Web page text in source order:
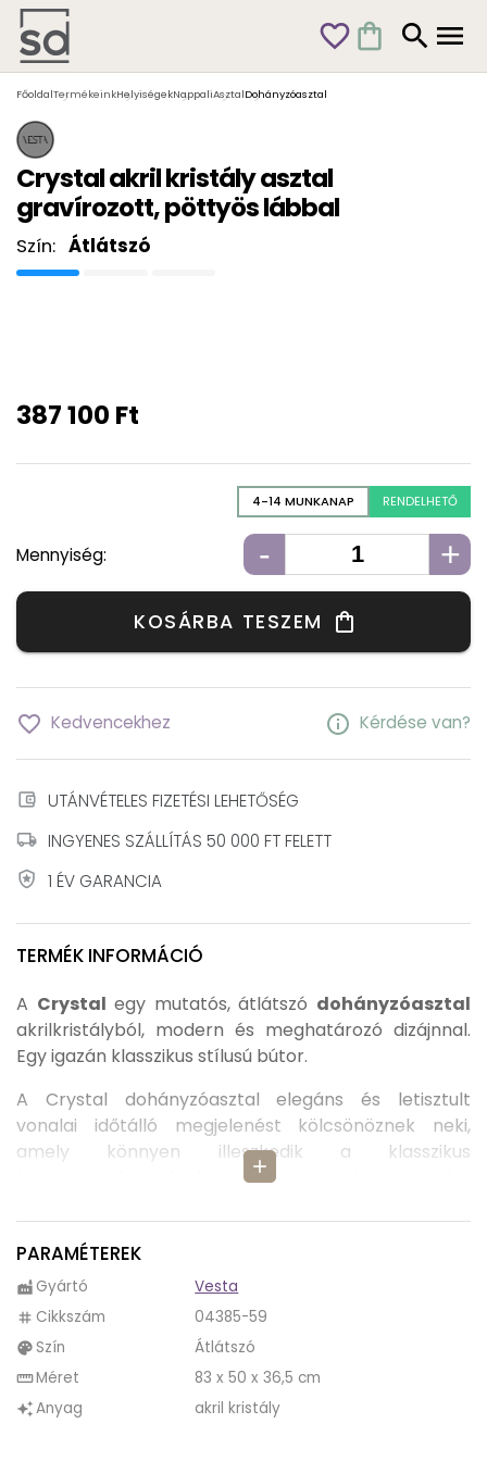
favorite_outline shopping_bag search menu
FőoldalTermékeinkHelyiségekNappaliAsztalDohányzóasztal
Crystal akril kristály asztal
gravírozott, pöttyös lábbal
387 100 Ft
Szín: Átlátszó
4-14 MUNKANAP RENDELHETŐ
Mennyiség: - +
KOSÁRBA TESZEM shopping_bag
favorite_border Kedvencekhez info Kérdése van?
account_balance_wallet UTÁNVÉTELES FIZETÉSI LEHETŐSÉG
local_shipping INGYENES SZÁLLÍTÁS 50 000 FT FELETT
local_police 1 ÉV GARANCIA
TERMÉK INFORMÁCIÓ
add
A Crystal egy mutatós, átlátszó dohányzóasztal
akrilkristályból, modern és meghatározó dizájnnal.
Egy igazán klasszikus stílusú bútor.
A Crystal dohányzóasztal elegáns és letisztult
vonalai időtálló megjelenést kölcsönöznek neki,
amely könnyen illeszkedik a klasszikus
berendezéshez, de kitűnő fénypont lehet kortárs
Helyezze a kanapé elé praktikus dohányzóasztalként
vagy polcként izgalmas középpontként!
Konzisztencia, amely a minőség szinonimája; a
Crystal egy elegáns dohányzóasztal, amely egyetlen
hőformázott akrilüveg lapból áll, ami szilárdságot és
stabilitást kölcsönöz neki.
PARAMÉTEREK
factory Gyártó Vesta
tag Cikkszám 04385-59
palette Szín Átlátszó
straightenMéret 83 x 50 x 36,5 cm
auto_awesomeAnyag akril kristály